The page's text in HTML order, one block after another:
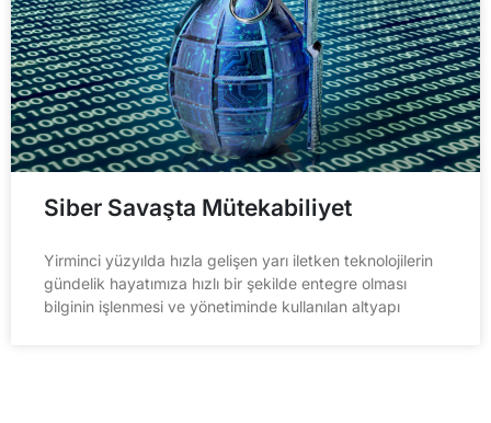
Siber Savaşta Mütekabiliyet
Yirminci yüzyılda hızla gelişen yarı iletken teknolojilerin
gündelik hayatımıza hızlı bir şekilde entegre olması
bilginin işlenmesi ve yönetiminde kullanılan altyapı